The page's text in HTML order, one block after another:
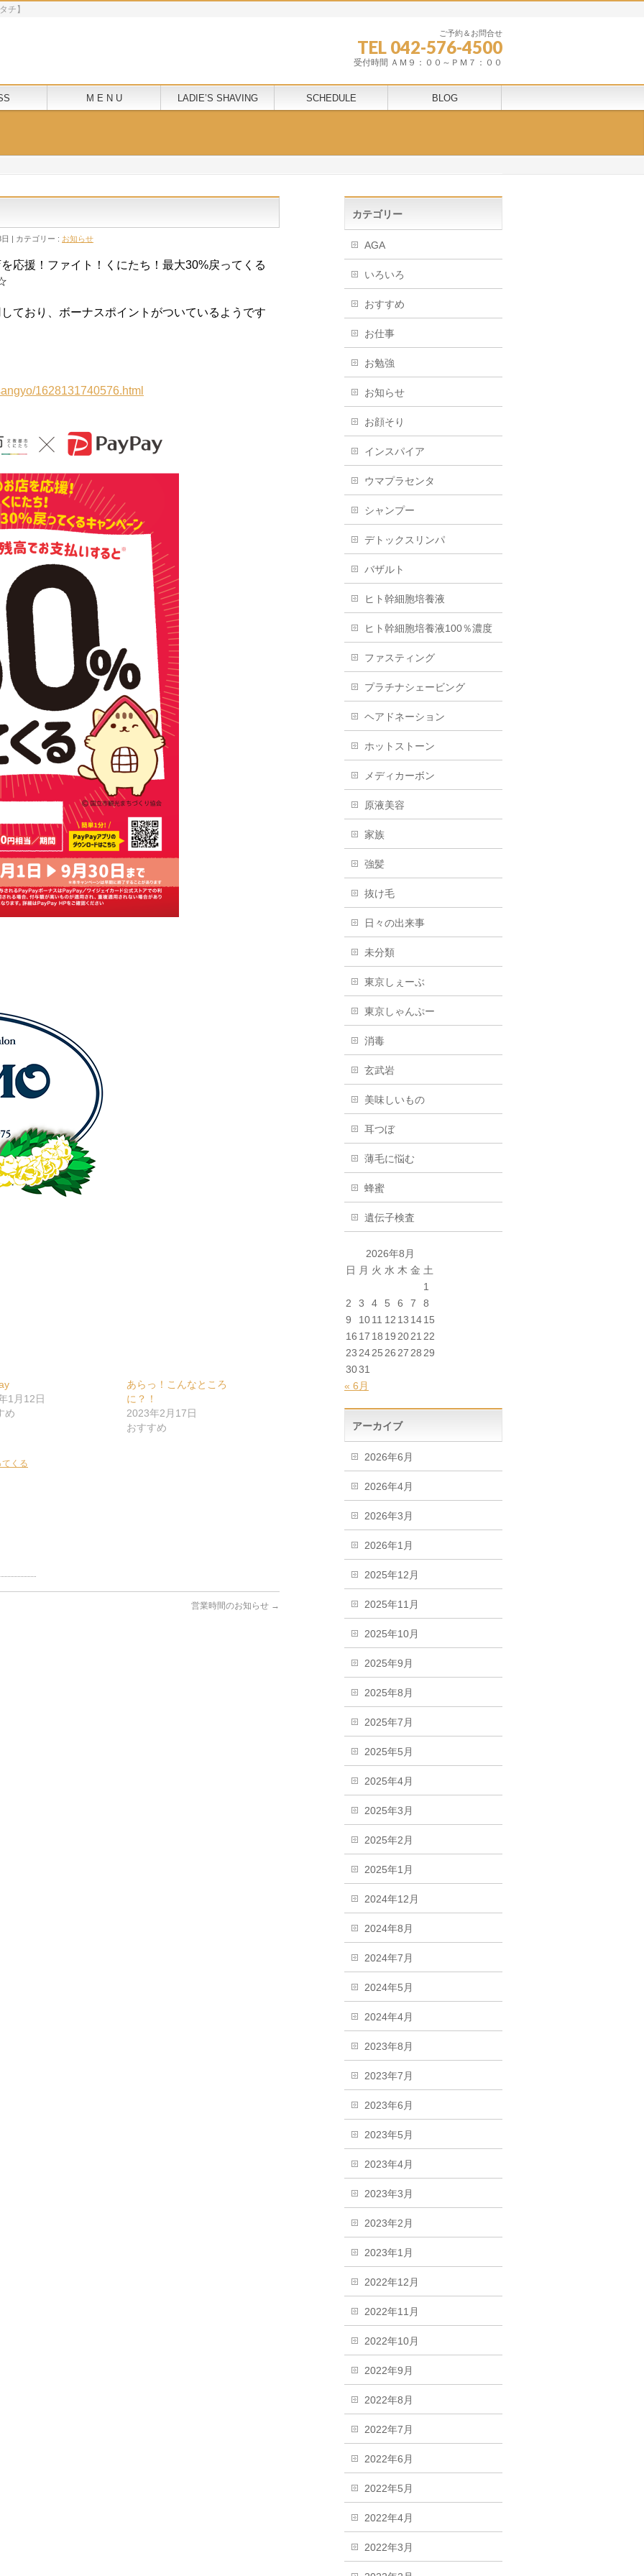
チ】
ご予約＆お問合せ
TEL 042-576-4500
受付時間 ＡＭ９：００～ＰＭ７：００
M E N U LADIE’S SHAVING SCHEDULE BLOG
カテゴリー : お知らせ
応援！ファイト！くにたち！最大30%戻ってくる
ており、ボーナスポイントがついているようです
1628131740576.html
1月12日
め
あらっ！こんなところ
に？！
2023年2月17日
おすすめ
てくる
営業時間のお知らせ →
カテゴリー
AGA
いろいろ
おすすめ
お仕事
お勉強
お知らせ
お顔そり
インスパイア
ウマプラセンタ
シャンプー
デトックスリンパ
バザルト
ヒト幹細胞培養液
ヒト幹細胞培養液100％濃度
ファスティング
プラチナシェービング
ヘアドネーション
ホットストーン
メディカーボン
原液美容
家族
強髪
抜け毛
日々の出来事
未分類
東京しぇーぶ
東京しゃんぷー
消毒
玄武岩
美味しいもの
耳つぼ
薄毛に悩む
蜂蜜
遺伝子検査
2026年8月
日 月 火 水 木 金 土
1
2
3 4 5 6 7
8
9
1011 12 13 1415
16 17 18 19 2021 22
23 2425 26 27 28 29
3031
« 6月
アーカイブ
2026年6月
2026年4月
2026年3月
2026年1月
2025年12月
2025年11月
2025年10月
2025年9月
2025年8月
2025年7月
2025年5月
2025年4月
2025年3月
2025年2月
2025年1月
2024年12月
2024年8月
2024年7月
2024年5月
2024年4月
2023年8月
2023年7月
2023年6月
2023年5月
2023年4月
2023年3月
2023年2月
2023年1月
2022年12月
2022年11月
2022年10月
2022年9月
2022年8月
2022年7月
2022年6月
2022年5月
2022年4月
2022年3月